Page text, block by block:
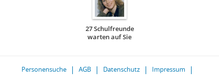
27 Schulfreunde
warten auf Sie
Personensuche AGB Datenschutz
Impressum